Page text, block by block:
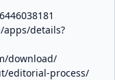
apps/details?
download/
editorial-process/